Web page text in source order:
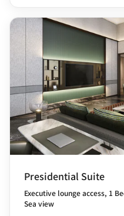
Presidential Suite
Executive lounge access, 1
Sea view